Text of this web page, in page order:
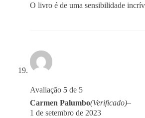
O livro é de uma sensibilidade
Avaliação 5 de 5
Carmen Palumbo(Verificado)–
1 de setembro de 2023